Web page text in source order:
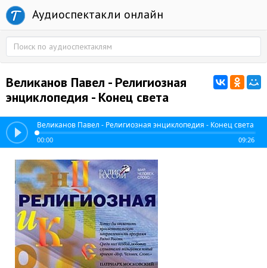
Аудиоспектакли онлайн
Великанов Павел - Религиозная
энциклопедия - Конец света
Великанов Павел - Религиозная энциклопедия - Конец света
00:00 09:26